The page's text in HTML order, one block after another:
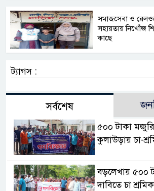
সমাজসেবা ও
সহায়তায় নিখোঁজ
কাছে
ট্যাগস :
সর্বশেষ
৫০০ টাকা
কুলাউড়ায় চা-
বড়লেখায় ৫০০
দাবিতে চা